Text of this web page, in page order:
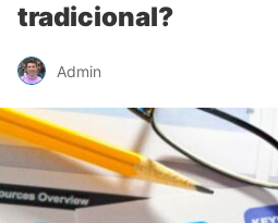
tradicional?
Admin